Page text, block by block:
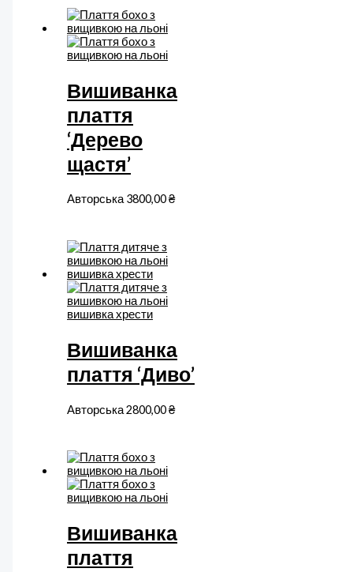
Вишиванка
плаття
‘Дерево
щастя’
Авторська 3800,00₴
Вишиванка
плаття ‘Диво’
Авторська2800,00₴
Вишиванка
плаття